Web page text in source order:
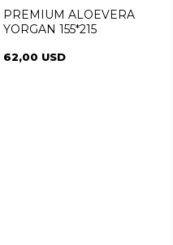
PREMIUM ALOEVERA
YORGAN 155*215
62,00 USD